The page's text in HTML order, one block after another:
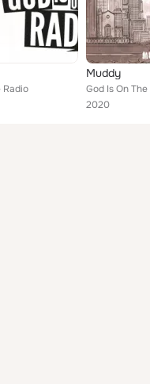
Radio
Muddy
God Is On
2020